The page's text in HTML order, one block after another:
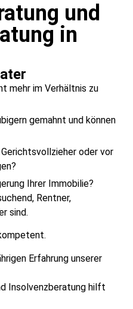
und
in
mehr im Verhältnis zu
gemahnt und können
oder vor
Ihrer Immobilie?
Rentner,
sind.
Erfahrung unserer
Insolvenzberatung hilft